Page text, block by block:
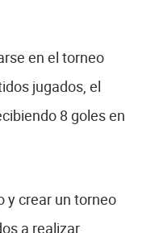
en el torneo
jugados, el
8 goles en
y crear un torneo
a realizar